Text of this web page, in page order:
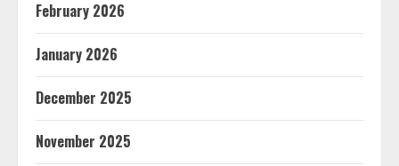
February 2026
January 2026
December 2025
November 2025